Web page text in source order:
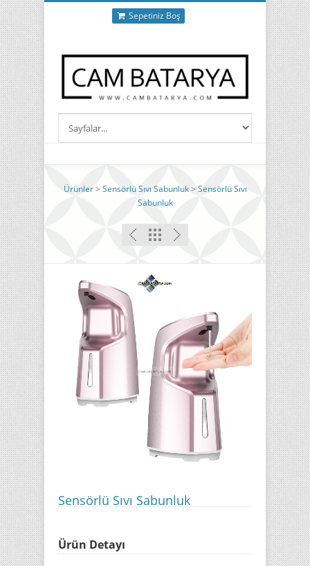
Sepetiniz Boş
Ürünler> Sensörlü Sıvı Sabunluk> Sensörlü Sıvı
Sabunluk
Sensörlü Sıvı Sabunluk
Ürün Detayı